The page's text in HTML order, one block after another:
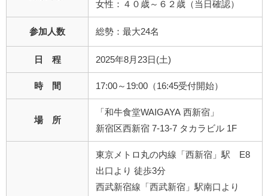
女性：４０歳～６２歳（当日確認）
参加人数 総勢：最大24名
日 程 2025年8月23日(土)
時 間 17:00～19:00（16:45受付開始）
場 所
「和牛食堂WAIGAYA 西新宿」
新宿区西新宿 7-13-7 タカラビル 1F
東京メトロ丸の内線「西新宿」駅 E8
出口より 徒歩3分
西武新宿線「西武新宿」駅南口より